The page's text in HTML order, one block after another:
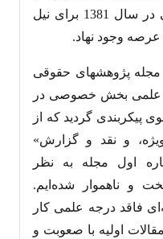
هست. مجله پژوهشهای حقوقی در سال 1381 برای نیل
عرصه وجود نهاد.
مجله پژوهشهای حقوقی
علمی بخش خصوصی در
پیکربندی گردید که از
و نقد و گزارش»
اول مجله به نظر
و ناهموار شده‌ایم.
فاقد درجه علمی کار
اولیه با صعوبت و